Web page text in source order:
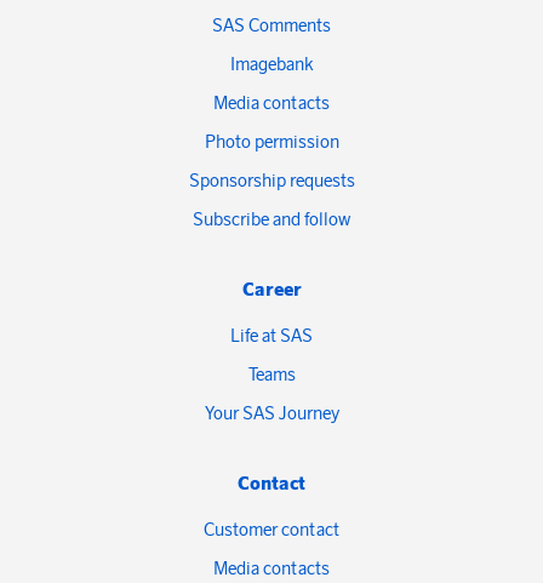
SAS Comments
Imagebank
Media contacts
Photo permission
Sponsorship requests
Subscribe and follow
Career
Life at SAS
Teams
Your SAS Journey
Contact
Customer contact
Media contacts